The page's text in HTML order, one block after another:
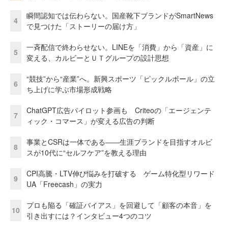
4
瞬間認知では伝わらない。国産靴下ブランドがSmartNews
で見つけた「ストーリーの届け方」
5
一斉配信で終わらせない。LINEを「消費」から「資産」に
変える、カルビーとＵＴグループの設計思想
6
“競技”から“産業”へ。新興スポーツ「ピックルボール」の立
ち上げに学ぶ市場形成戦略
7
ChatGPT広告パイロット参画も Criteoの「エージェンテ
ィック・コマース」が変える広告の判断
8
事業とCSRは一体である――生涯ブランドを目指すオルビ
スが10代に“セルフケア”を教える理由
9
CPI高騰・LTV伸び悩みを打破する ゲーム特化型リワード
UA「Freecash」の実力
10
プロも陥る「確証バイアス」を回避して「顧客の本音」を
引き出すには？インタビュー4つのコツ